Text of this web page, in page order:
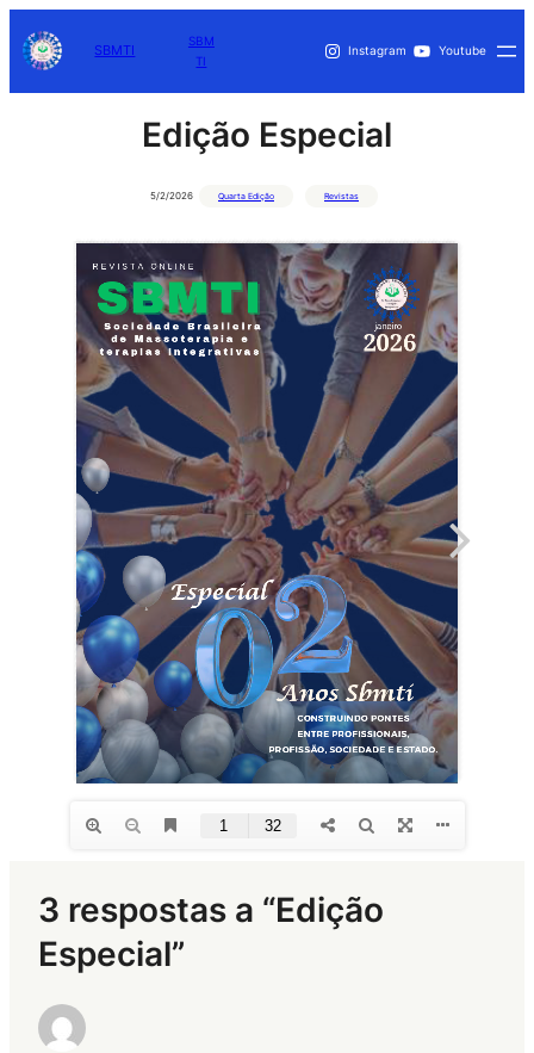
SBMTI
SBM
TI
Instagram Youtube
Edição Especial
5/2/2026 Quarta Edição Revistas
3 respostas a “Edição
Especial”